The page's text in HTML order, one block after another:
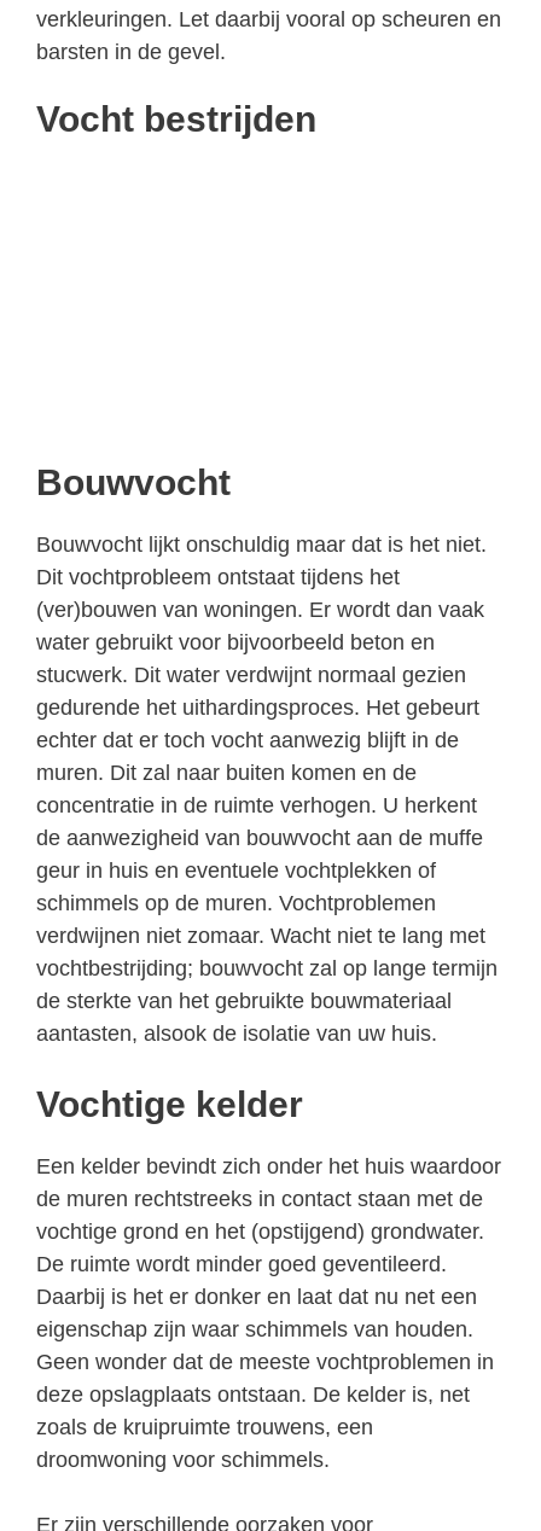
verkleuringen. Let daarbij vooral op scheuren en
barsten in de gevel.
Vocht bestrijden
Bouwvocht
Bouwvocht lijkt onschuldig maar dat is het niet.
Dit vochtprobleem ontstaat tijdens het
(ver)bouwen van woningen. Er wordt dan vaak
water gebruikt voor bijvoorbeeld beton en
stucwerk. Dit water verdwijnt normaal gezien
gedurende het uithardingsproces. Het gebeurt
echter dat er toch vocht aanwezig blijft in de
muren. Dit zal naar buiten komen en de
concentratie in de ruimte verhogen. U herkent
de aanwezigheid van bouwvocht aan de muffe
geur in huis en eventuele vochtplekken of
schimmels op de muren. Vochtproblemen
verdwijnen niet zomaar. Wacht niet te lang met
vochtbestrijding; bouwvocht zal op lange termijn
de sterkte van het gebruikte bouwmateriaal
aantasten, alsook de isolatie van uw huis.
Vochtige kelder
Een kelder bevindt zich onder het huis waardoor
de muren rechtstreeks in contact staan met de
vochtige grond en het (opstijgend) grondwater.
De ruimte wordt minder goed geventileerd.
Daarbij is het er donker en laat dat nu net een
eigenschap zijn waar schimmels van houden.
Geen wonder dat de meeste vochtproblemen in
deze opslagplaats ontstaan. De kelder is, net
zoals de kruipruimte trouwens, een
droomwoning voor schimmels.
Er zijn verschillende oorzaken voor